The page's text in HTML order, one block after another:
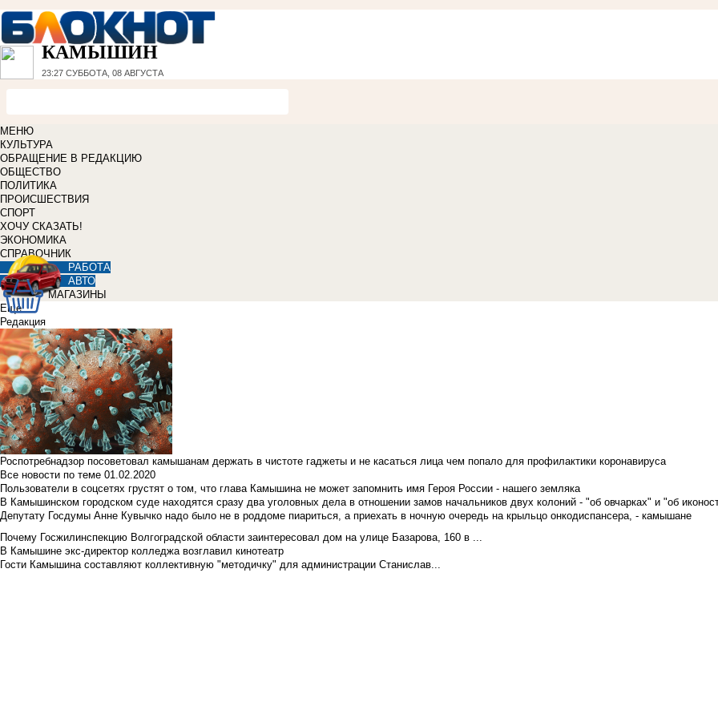
КАМЫШИН
23:27 СУББОТА, 08 АВГУСТА
МЕНЮ
КУЛЬТУРА
ОБРАЩЕНИЕ В РЕДАКЦИЮ
ОБЩЕСТВО
ПОЛИТИКА
ПРОИСШЕСТВИЯ
СПОРТ
ХОЧУ СКАЗАТЬ!
ЭКОНОМИКА
СПРАВОЧНИК
РАБОТА
АВТО
МАГАЗИНЫ
Еще
Редакция
Роспотребнадзор посоветовал камышанам держать в чистоте гаджеты и не касаться лица чем попало для профилактики коронавируса
Все новости по теме 01.02.2020
Пользователи в соцсетях грустят о том, что глава Камышина не может запомнить имя Героя России - нашего земляка
В Камышинском городском суде находятся сразу два уголовных дела в отношении замов начальников двух колоний - "об овчарках" и "об
Депутату Госдумы Анне Кувычко надо было не в роддоме пиариться, а приехать в ночную очередь на крыльцо онкодиспансера, - камышане
Почему Госжилинспекцию Волгоградской области заинтересовал дом на улице Базарова, 160 в ...
В Камышине экс-директор колледжа возглавил кинотеатр
Гости Камышина составляют коллективную "методичку" для администрации Станислав...